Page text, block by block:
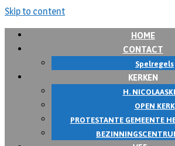
Skip to content
HOME
CONTACT
Spelregels
KERKEN
H.
OPEN KERK
PROTESTANTE GEMEENTE